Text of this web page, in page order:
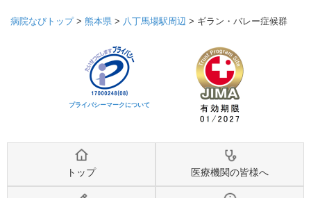
病院なびトップ> 熊本県 > 八丁馬場駅周辺 > ギラン・バレー症候群
プライバシーマークについて
トップ 医療機関の皆様へ